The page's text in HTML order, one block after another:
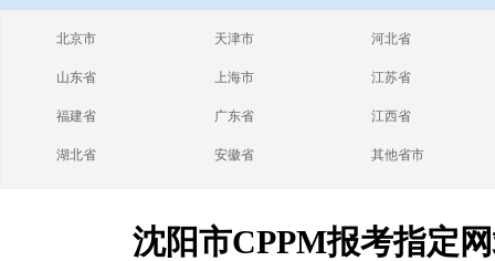
cppm报考常见
问题
北京市 天津市 河北省
山东省 上海市 江苏省
福建省 广东省 江西省
湖北省 安徽省 其他省市
沈阳市CPPM报考指定